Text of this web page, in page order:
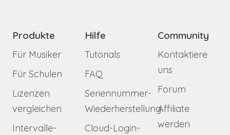
Produkte
Für Musiker
Für Schulen
Lizenzen
vergleichen
Intervalle-
Hilfe
Tutorials
FAQ
Seriennummer-
Wiederherstellung
Cloud-Login-
Community
Kontaktiere
uns
Forum
Affiliate
werden